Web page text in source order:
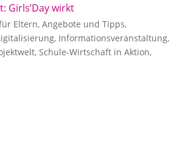
Girls’Day wirkt
Eltern, Angebote und Tipps,
, Informationsveranstaltung,
, Schule-Wirtschaft in Aktion,